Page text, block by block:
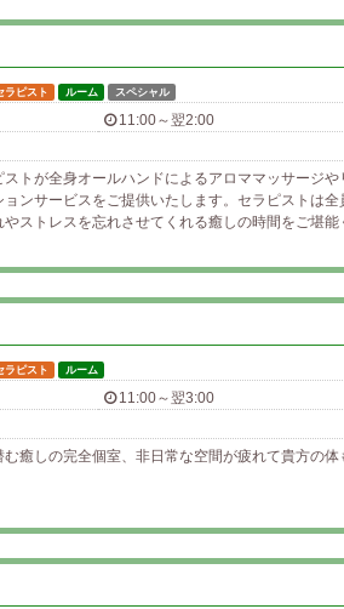
ラピスト ルーム スペシャル
11:00～翌2:00
トが全身オールハンドによるアロママッサージや
ンサービスをご提供いたします。セラピストは全
ストレスを忘れさせてくれる癒しの時間をご堪能
ラピスト ルーム
11:00～翌3:00
癒しの完全個室、非日常な空間が疲れて貴方の体